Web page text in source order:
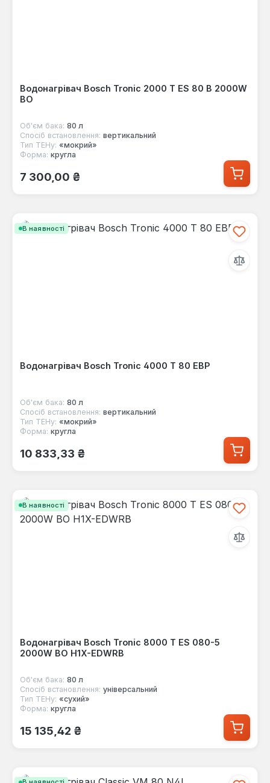
Водонагрівач Bosch Tronic 2000 T ES 80 B 2000W
BO
Об'єм бака: 80 л
Спосіб встановлення: вертикальний
Тип ТЕНу: «мокрий»
Форма: кругла
Звичайна ціна:
7 300,00 ₴
В наявності
Водонагрівач Bosch Tronic 4000 T 80 EBP
Об'єм бака: 80 л
Спосіб встановлення: вертикальний
Тип ТЕНу: «мокрий»
Форма: кругла
Звичайна ціна:
10 833,33 ₴
В наявності
Водонагрівач Bosch Tronic 8000 T ES 080-5
2000W BO H1X-EDWRB
Об'єм бака: 80 л
Спосіб встановлення: універсальний
Тип ТЕНу: «сухий»
Форма: кругла
Звичайна ціна:
15 135,42 ₴